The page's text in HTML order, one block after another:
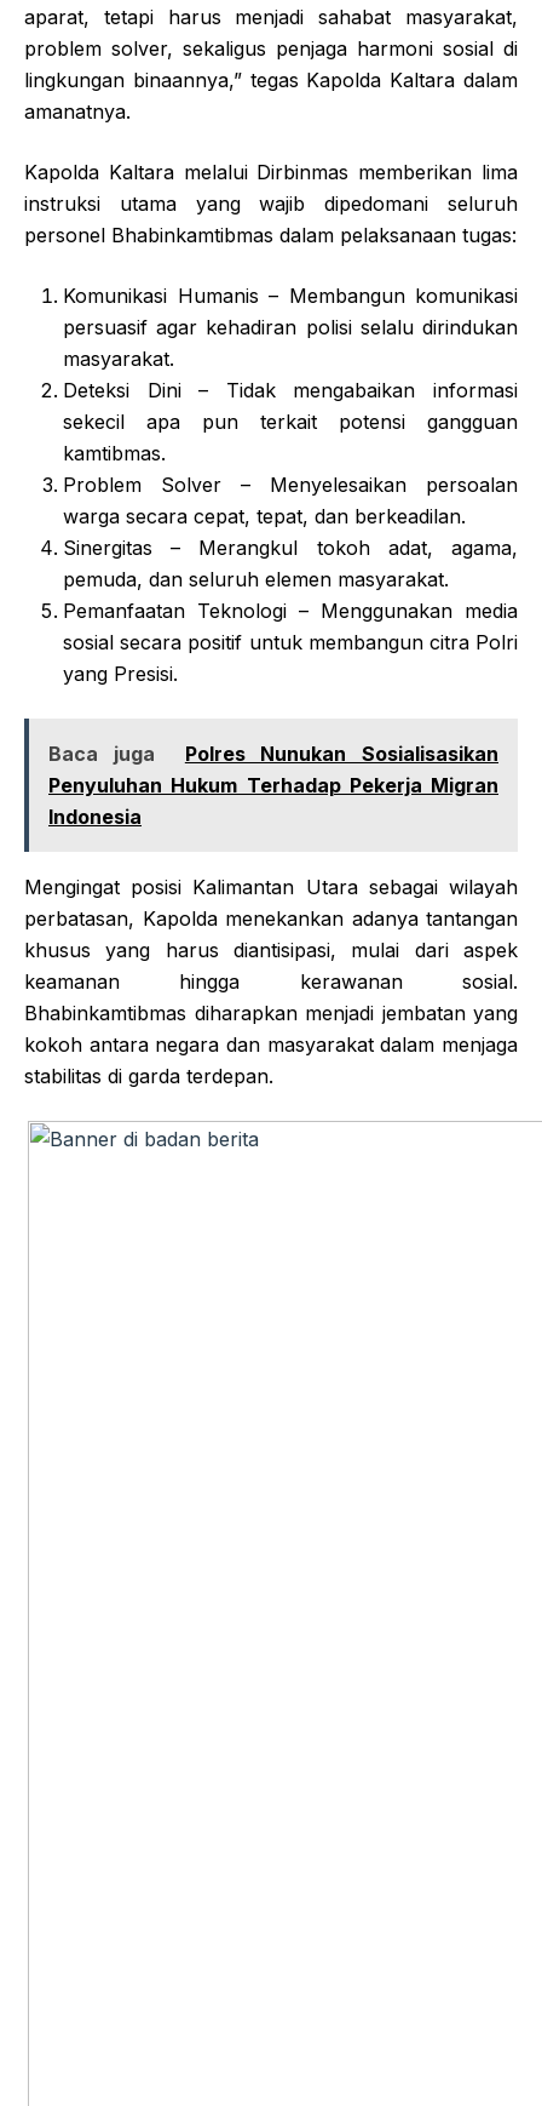
aparat, tetapi harus menjadi sahabat masyarakat,
problem solver, sekaligus penjaga harmoni sosial di
lingkungan binaannya,” tegas Kapolda Kaltara dalam
amanatnya.
Kapolda Kaltara melalui Dirbinmas memberikan lima
instruksi utama yang wajib dipedomani seluruh
personel Bhabinkamtibmas dalam pelaksanaan tugas:
Komunikasi Humanis – Membangun komunikasi
persuasif agar kehadiran polisi selalu dirindukan
masyarakat.
Deteksi Dini – Tidak mengabaikan informasi
sekecil apa pun terkait potensi gangguan
kamtibmas.
Problem Solver – Menyelesaikan persoalan
warga secara cepat, tepat, dan berkeadilan.
Sinergitas – Merangkul tokoh adat, agama,
pemuda, dan seluruh elemen masyarakat.
Pemanfaatan Teknologi – Menggunakan media
sosial secara positif untuk membangun citra Polri
yang Presisi.
Baca juga
Polres Nunukan Sosialisasikan
Penyuluhan Hukum Terhadap Pekerja Migran
Indonesia
Mengingat posisi Kalimantan Utara sebagai wilayah
perbatasan, Kapolda menekankan adanya tantangan
khusus yang harus diantisipasi, mulai dari aspek
keamanan hingga kerawanan sosial.
Bhabinkamtibmas diharapkan menjadi jembatan yang
kokoh antara negara dan masyarakat dalam menjaga
stabilitas di garda terdepan.